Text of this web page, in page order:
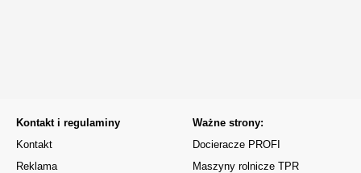
Kontakt i regulaminy
Kontakt
Reklama
Ważne strony:
Docieracze PROFI
Maszyny rolnicze TPR